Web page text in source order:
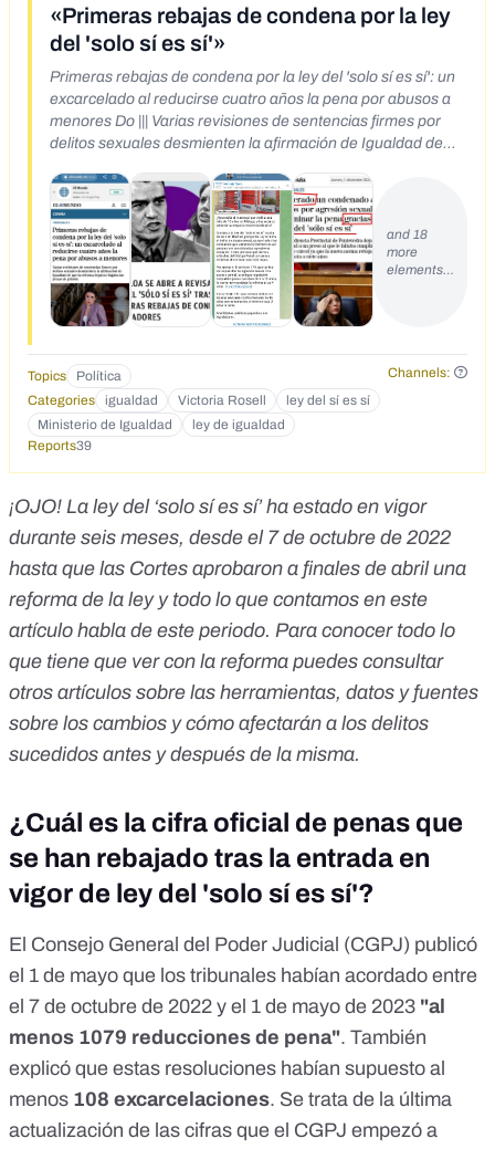
«Primeras rebajas de condena por la ley
del 'solo sí es sí'»
Primeras rebajas de condena por la ley del 'solo sí es sí': un
excarcelado al reducirse cuatro años la pena por abusos a
menores Do ||| Varias revisiones de sentencias firmes por
delitos sexuales desmienten la afirmación de Igualdad de
and 18
more
elements…
Topics Política
Channels:
Categories
igualdad Victoria Rosell
ley del sí es sí
Ministerio de Igualdad
ley de igualdad
Reports39
¡OJO! La ley del ‘solo sí es sí’ ha estado en vigor
durante seis meses, desde el 7 de octubre de 2022
hasta que las Cortes aprobaron a finales de abril una
reforma de la leyy todo lo que contamos en este
artículo habla de este periodo. Para conocer todo lo
que tiene que ver con la reforma puedes consultar
otros artículos sobre las herramientas, datos y fuentes
sobre los cambios ycómo afectarán a los delitos
sucedidos antes y después de la misma.
¿Cuál es la cifra oficial de penas que
se han rebajado tras la entrada en
vigor de ley del 'solo sí es sí'?
El Consejo General del Poder Judicial (CGPJ) publicó
el 1 de mayo que los tribunales habían acordado entre
el 7 de octubre de 2022 y el 1 de mayo de 2023 "al
menos 1079 reducciones de pena". También
explicó que estas resoluciones habían supuesto al
menos 108 excarcelaciones. Se trata de la última
actualización de las cifras que el CGPJ empezó a